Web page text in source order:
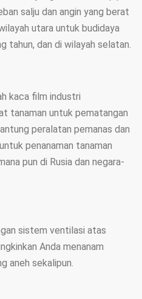
salju dan angin yang berat
utara untuk budidaya
tahun, dan di wilayah selatan.
kaca film industri
tanaman untuk pematangan
peralatan pemanas dan
penanaman tanaman
pun di Rusia dan negara-
sistem ventilasi atas
Anda menanam
aneh sekalipun.